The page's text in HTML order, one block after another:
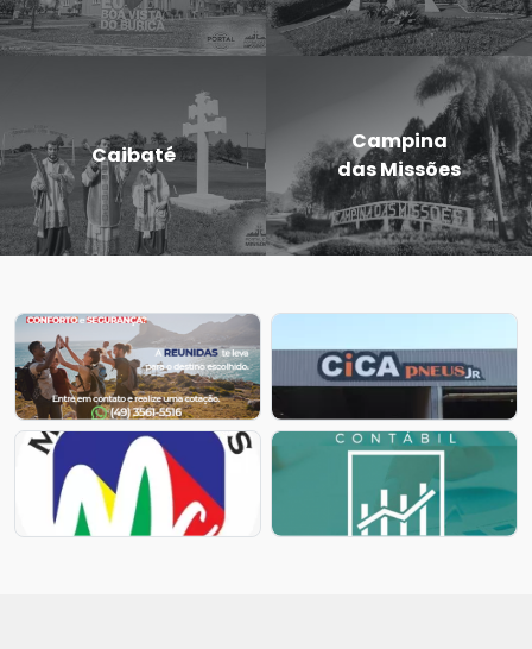
Entre-Ijuís
Eugênio de
Castro